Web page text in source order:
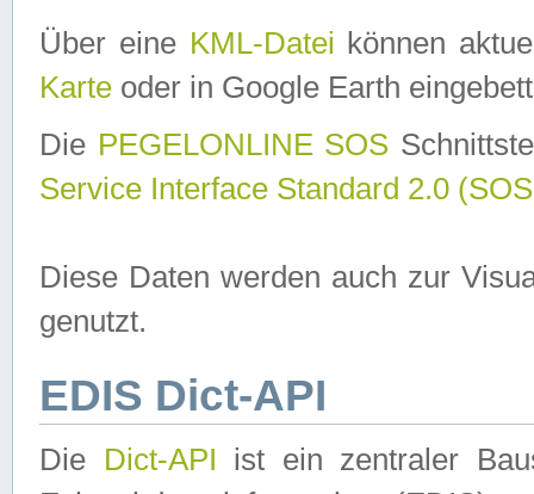
Über eine KML-Datei können
Karte oder in Google Earth
Die PEGELONLINE SOS
Service Interface Standard 2.0
Diese Daten werden auch zur
genutzt.
EDIS Dict-API
Die Dict-API ist ein zentraler